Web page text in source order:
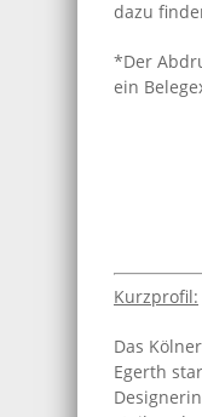
dazu
*Der
ein
Kurzprofil:
Das
Egerth